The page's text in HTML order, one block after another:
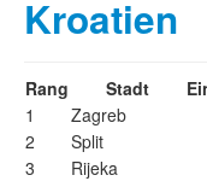
Kroatien
Rang Stadt
1
Zagreb
2
Split
3
Rijeka